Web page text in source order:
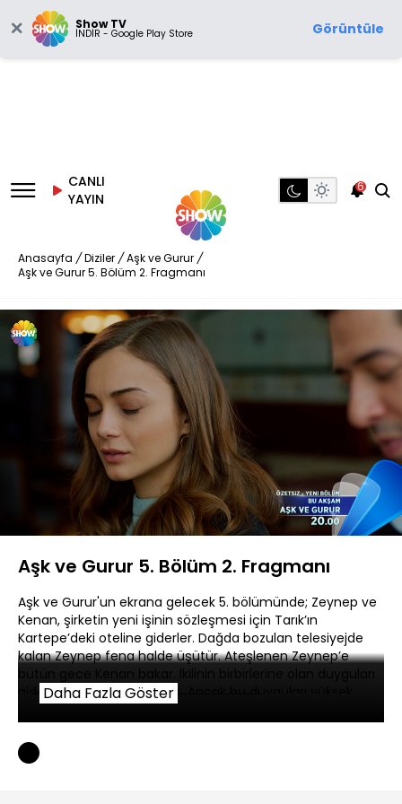
Show TV
İNDİR - Google Play Store Görüntüle
CANLI
YAYIN
6
Anasayfa / Diziler / Aşk ve Gurur /
Aşk ve Gurur 5. Bölüm 2. Fragmanı
Sesi
Aç
Yüklendi
:
46.14%
Oynatma
Hızı
Aşk ve Gurur 5. Bölüm 2. Fragmanı
Aşk ve Gurur'un ekrana gelecek 5. bölümünde; Zeynep ve
Kenan, şirketin yeni işinin sözleşmesi için Tarık’ın
Kartepe’deki oteline giderler. Dağda bozulan telesiyejde
kalan Zeynep fena halde üşütür. Ateşlenen Zeynep’e
bütün gece Kenan bakar. İkilinin birbirlerine olan duyguları
giderek yoğunlaşmaktadır. Ancak bu duyguları yüksek
için bulduğu çözümü anlatır ve bu arada, Zeynep’in
Kenan’la birlikte otelde olduğunu öğrenir. Murat,
Kenan'dan giderek daha fazla rahatsız olmaktadır. Bu
Daha Fazla Göster